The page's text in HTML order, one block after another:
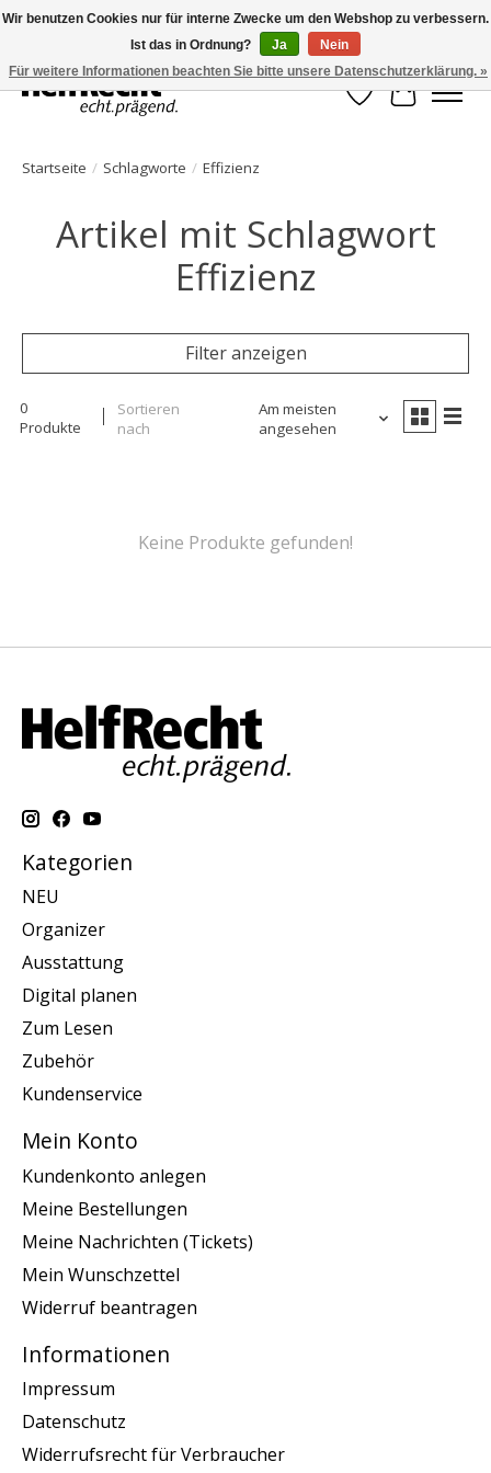
HelfRecht-Planer | Jahresaktualisierungen | Zubehör
Wunschzettel
Ihr
Startseite / Schlagworte / Effizienz
Artikel mit Schlagwort
Effizienz
Filter anzeigen
0
Produkte
Sortieren
nach
Am meisten
angesehen
Keine Produkte gefunden!
Kategorien
NEU
Organizer
Ausstattung
Digital planen
Zum Lesen
Zubehör
Kundenservice
Mein Konto
Kundenkonto anlegen
Meine Bestellungen
Meine Nachrichten (Tickets)
Mein Wunschzettel
Widerruf beantragen
Informationen
Impressum
Datenschutz
Widerrufsrecht für Verbraucher
Wir benutzen Cookies nur für interne Zwecke um den Webshop zu verbessern.
Ist das in Ordnung?
Ja
Nein
Für weitere Informationen beachten Sie bitte unsere Datenschutzerklärung. »